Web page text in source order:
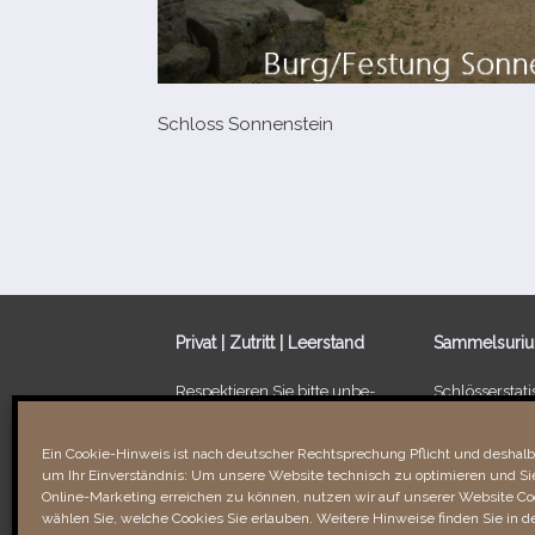
Ein Cookie-Hinweis ist nach deutscher Rechtsprechung Pflicht und
um Ihr Einverständnis: Um unsere Website technisch zu optimieren und
Online-Marketing erreichen zu können, nutzen wir auf unserer Website
wählen Sie, welche Cookies Sie erlauben. Weitere Hinweise finden Sie in
Schloss Sonnenstein
Privat | Zutritt | Leerstand
Respektieren Sie bitte unbe­
Verbotsschilder. Unbefugtes
Betreten kann recht­li­che
Folgen für Sie haben!
Ein Schloss
Links &